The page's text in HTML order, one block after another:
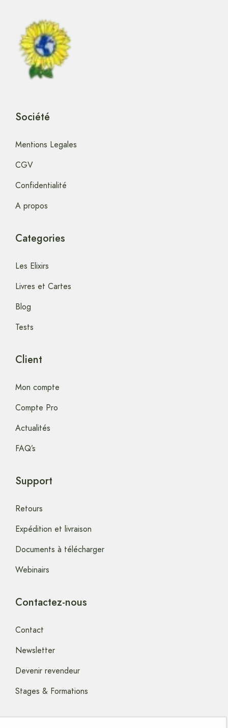
Société
Mentions Legales
CGV
Confidentialité
A propos
Categories
Les Elixirs
Livres et Cartes
Blog
Tests
Client
Mon compte
Compte Pro
Actualités
FAQ’s
Support
Retours
Expédition et livraison
Documents à télécharger
Webinairs
Contactez-nous
Contact
Newsletter
Devenir revendeur
Stages & Formations